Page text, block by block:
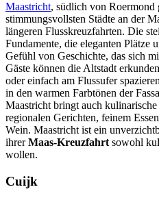
Maastricht, südlich von Roermond
stimmungsvollsten Städte an der
längeren Flusskreuzfahrten. Die
Fundamente, die eleganten
Gefühl von Geschichte, das sich
Gäste können die Altstadt
oder einfach am Flussufer
in den warmen Farbtönen der
Maastricht bringt auch
regionalen Gerichten, feinem
Wein. Maastricht ist ein
ihrerMaas-Kreuzfahrt sowohl
wollen.
Cuijk